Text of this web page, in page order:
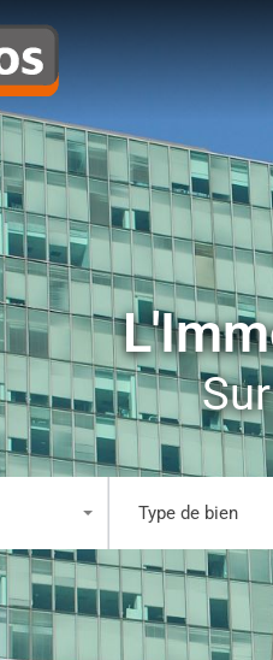
Type de bien
Tous les types